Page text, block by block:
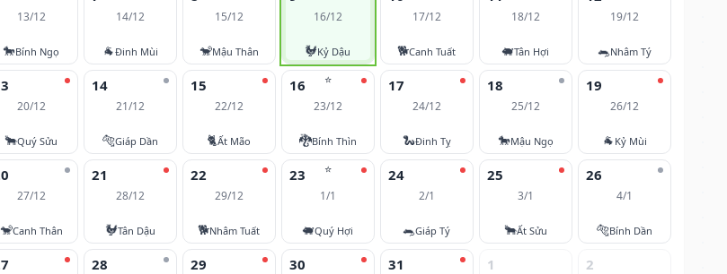
13/12
🐎Bính Ngọ
14/12
🐐Đinh Mùi
15/12
🐒Mậu Thân
16/12
🐓Kỷ Dậu
17/12
🐕Canh Tuất
18/12
🐖Tân Hợi
19/12
🐀Nhâm Tý
20/12
🐂Quý Sửu
14
21/12
🐅Giáp Dần
15
22/12
🐈Ất Mão
⭐
16
23/12
🐉Bính Thìn
17
24/12
🐍Đinh Tỵ
18
25/12
🐎Mậu Ngọ
19
26/12
🐐 Kỷ Mùi
27/12
🐒Canh Thân
21
28/12
🐓Tân Dậu
22
29/12
🐕Nhâm Tuất
⭐
23
1/1
🐖Quý Hợi
24
2/1
🐀Giáp Tý
25
3/1
🐂Ất Sửu
26
4/1
🐅Bính Dần
28 29 30 31 1 2